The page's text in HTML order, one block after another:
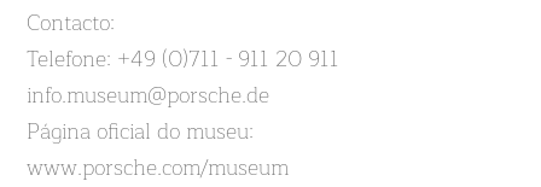
Contacto:
Telefone: +49 (0)711 - 911 20 911
info.museum@porsche.de
Página oficial do museu:
www.porsche.com/museum